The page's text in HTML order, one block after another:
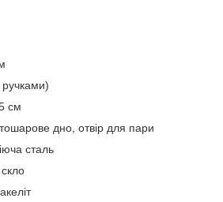
см
дно, отвір для пари
сталь